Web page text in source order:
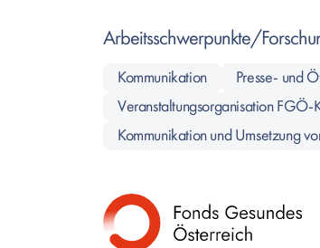
Arbeitsschwerpunkte/
Kommunikation
Presse- und
Veranstaltungsorganisation FGÖ-
Kommunikation und Umsetzung